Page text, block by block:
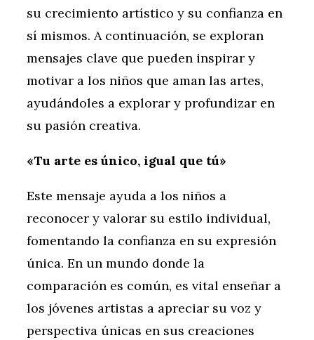
su crecimiento artístico y su confianza en
sí mismos. A continuación, se exploran
mensajes clave que pueden inspirar y
motivar a los niños que aman las artes,
ayudándoles a explorar y profundizar en
su pasión creativa.
«Tu arte es único, igual que tú»
Este mensaje ayuda a los niños a
reconocer y valorar su estilo individual,
fomentando la confianza en su expresión
única. En un mundo donde la
comparación es común, es vital enseñar a
los jóvenes artistas a apreciar su voz y
perspectiva únicas en sus creaciones